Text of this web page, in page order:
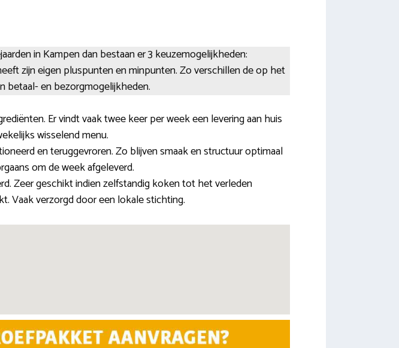
in Kampen dan bestaan er 3 keuzemogelijkheden:
zijn eigen pluspunten en minpunten. Zo verschillen de op het
betaal- en bezorgmogelijkheden.
Er vindt vaak twee keer per week een levering aan huis
wisselend menu.
en teruggevroren. Zo blijven smaak en structuur optimaal
om de week afgeleverd.
Zeer geschikt indien zelfstandig koken tot het verleden
Vaak verzorgd door een lokale stichting.